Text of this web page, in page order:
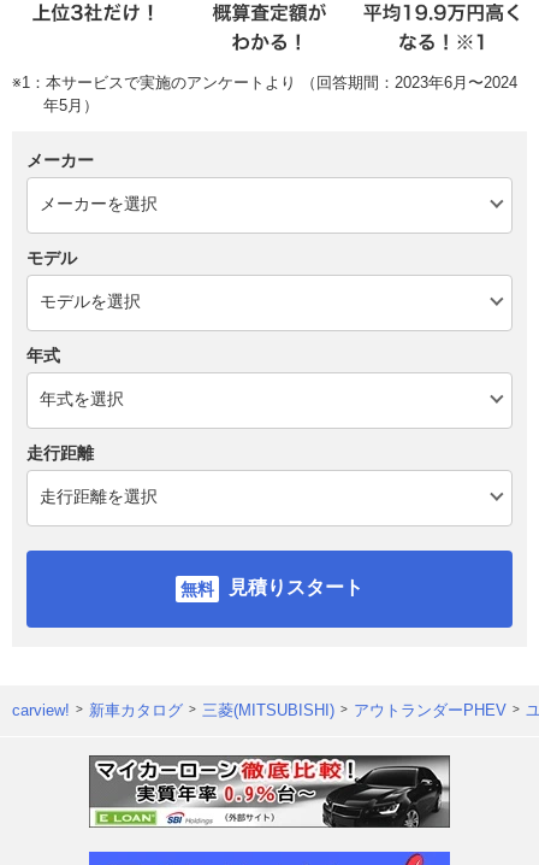
※1：本サービスで実施のアンケートより （回答期間：2023年6月〜2024
年5月）
メーカー
モデル
年式
走行距離
見積りスタート
carview! 新車カタログ 三菱(MITSUBISHI) アウトランダーPHEV